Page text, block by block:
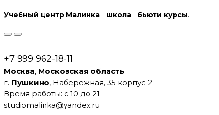
Учебный центр Малинка - школа - бьюти курсы.
+7 999 962-18-11
Москва, Московская область
г. Пушкино, Набережная, 35 корпус 2
Время работы: с 10 до 21
studiomalinka@yandex.ru